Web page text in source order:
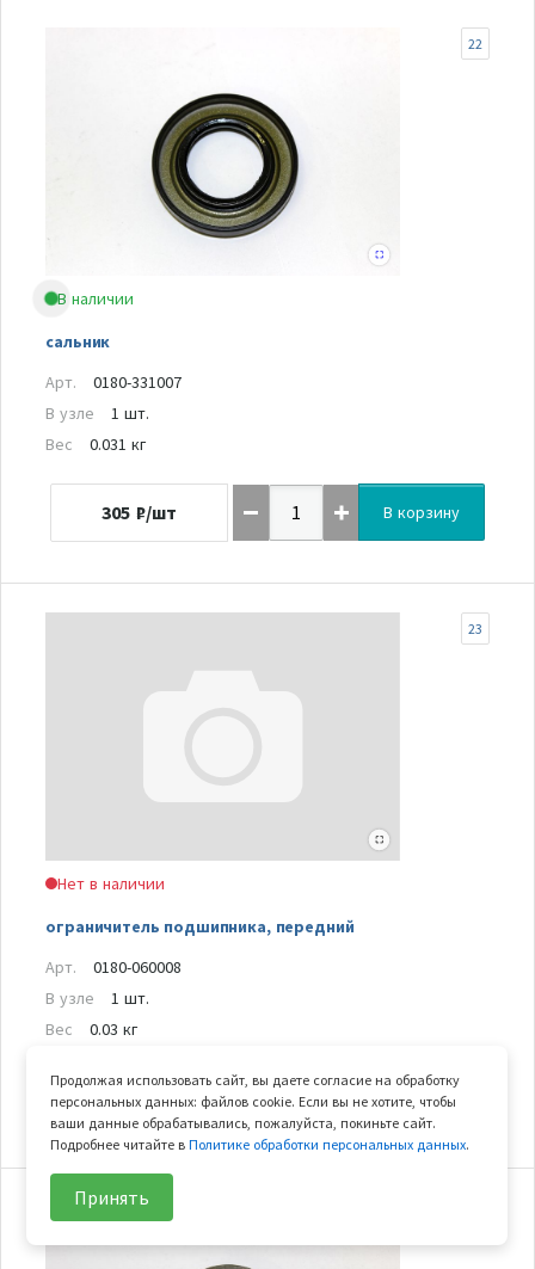
В наличии
сальник
22
Арт.
0180-331007
В узле
1 шт.
Вес
0.031 кг
305 ₽/шт В корзину
Нет в наличии
ограничитель подшипника, передний
23
Арт.
0180-060008
В узле
1 шт.
Вес
0.03 кг
1 002 ₽/шт В корзину
Продолжая использовать сайт, вы даете согласие на обработку
персональных данных: файлов cookie. Если вы не хотите, чтобы
ваши данные обрабатывались, пожалуйста, покиньте сайт.
Подробнее читайте вПолитике обработки персональных данных.
Принять